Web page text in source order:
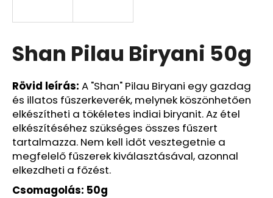
Shan Pilau Biryani 50g
Rövid leírás: A "Shan" Pilau Biryani egy gazdag
és illatos fűszerkeverék, melynek köszönhetően
elkészítheti a tökéletes indiai biryanit. Az étel
elkészítéséhez szükséges összes fűszert
tartalmazza. Nem kell időt vesztegetnie a
megfelelő fűszerek kiválasztásával, azonnal
elkezdheti a főzést.
Csomagolás: 50g